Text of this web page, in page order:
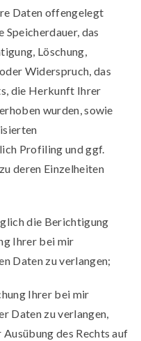
Daten offengelegt
das
Löschung,
Widerspruch, das
die Herkunft Ihrer
wurden, sowie
Profiling und ggf.
deren Einzelheiten
die Berichtigung
Ihrer bei mir
Daten zu verlangen;
Ihrer bei mir
Daten zu verlangen,
des Rechts auf